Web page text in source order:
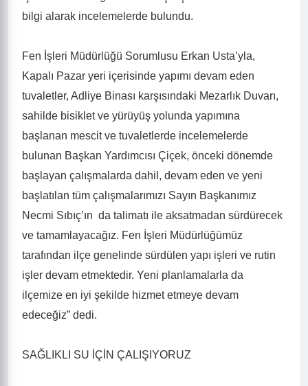
bilgi alarak incelemelerde bulundu.
Fen İşleri Müdürlüğü Sorumlusu Erkan Usta’yla,
Kapalı Pazar yeri içerisinde yapımı devam eden
tuvaletler, Adliye Binası karşısındaki Mezarlık Duvarı,
sahilde bisiklet ve yürüyüş yolunda yapımına
başlanan mescit ve tuvaletlerde incelemelerde
bulunan Başkan Yardımcısı Çiçek, önceki dönemde
başlayan çalışmalarda dahil, devam eden ve yeni
başlatılan tüm çalışmalarımızı Sayın Başkanımız
Necmi Sıbıç’ın da talimatı ile aksatmadan sürdürecek
ve tamamlayacağız. Fen İşleri Müdürlüğümüz
tarafından ilçe genelinde sürdülen yapı işleri ve rutin
işler devam etmektedir. Yeni planlamalarla da
ilçemize en iyi şekilde hizmet etmeye devam
edeceğiz” dedi.
SAĞLIKLI SU İÇİN ÇALIŞIYORUZ